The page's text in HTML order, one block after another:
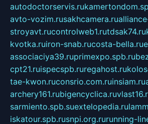
autodoctorservis.ru
avto-vozim.rusakhcamera.ru
stroyavt.rucontrolweb1.rutdsak74.ru
kvotka.ruiron-snab.rucosta-bella.ru
associaciya39.ruprimexpo.spb.ru
cpt21.ruispecspb.ruregahost.ru
tae-kwon.ruconsrio.com.ruinsiam.ru
archery161.rubigencyclica.ru
sarmiento.spb.suextelopedia.ru
iskatour.spb.rusnpi.org.rurunning-